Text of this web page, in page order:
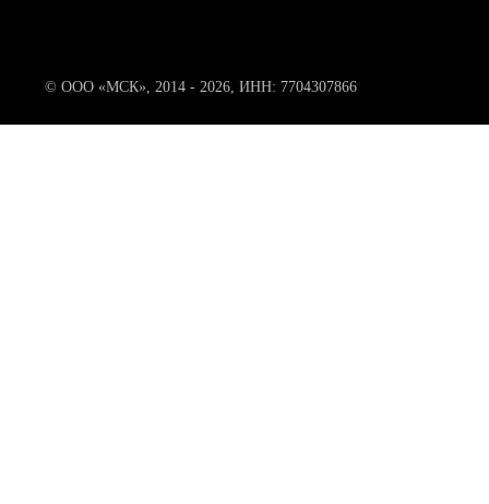
© ООО «МСК», 2014 - 2026, ИНН: 7704307866